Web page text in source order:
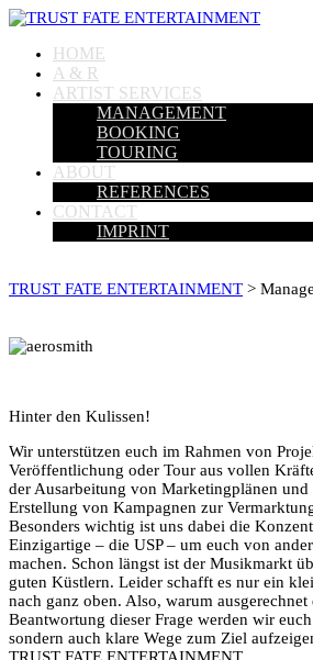
HOME
A & R
ARTIST SERVICES
MANAGEMENT
BOOKING
TOURING
ABOUT
REFERENCES
CONTACT
IMPRINT
TRUST FATE ENTERTAINMENT >
Hinter den Kulissen!
Wir unterstützen euch im Rahmen von
Veröffentlichung oder Tour aus vollen
der Ausarbeitung von Marketingplänen und
Erstellung von Kampagnen zur
Besonders wichtig ist uns dabei die
Einzigartige – die USP – um euch von
machen. Schon längst ist der Musikmarkt
guten Küstlern. Leider schafft es nur ein
nach ganz oben. Also, warum ausgerechnet
Beantwortung dieser Frage werden wir
sondern auch klare Wege zum Ziel